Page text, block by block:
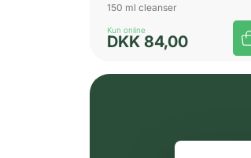
150 ml cleanser
Kun online
DKK 84,00